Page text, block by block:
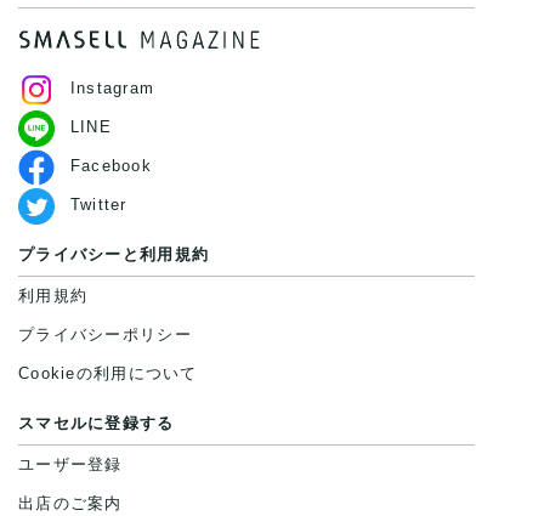
Instagram
LINE
Facebook
Twitter
プライバシーと利用規約
利用規約
プライバシーポリシー
Cookieの利用について
スマセルに登録する
ユーザー登録
出店のご案内